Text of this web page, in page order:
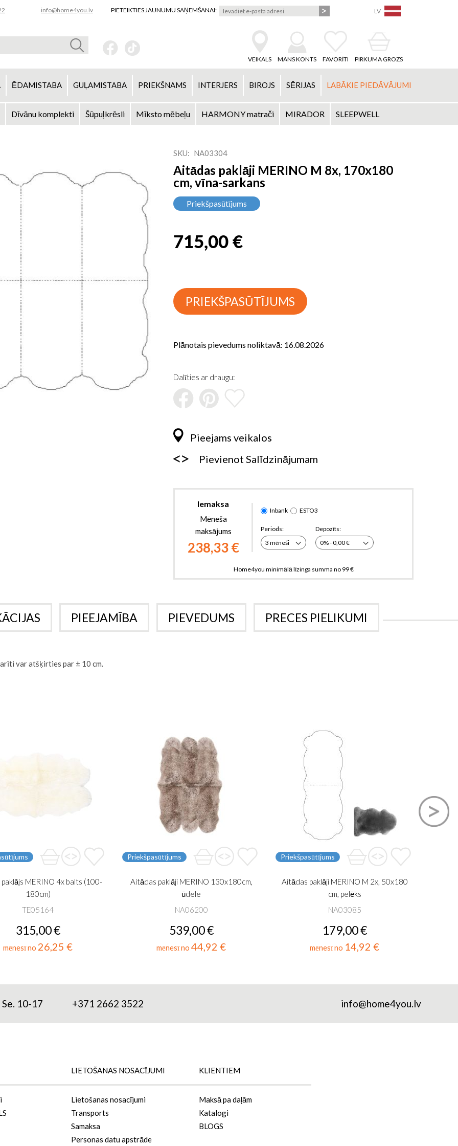
info@home4you.lv PIETEIKTIES JAUNUMU SAŅEMŠANAI: LV
VEIKALS MANS KONTS FAVORĪTI PIRKUMA GROZS
ĒDAMISTABA GUĻAMISTABA PRIEKŠNAMS INTERJERS BIROJS SĒRIJAS LABĀKIE PIEDĀVĀJUMI
Dīvānu komplekti Šūpuļkrēsli Mīksto mēbeļu HARMONY matrači MIRADOR
SLEEPWELL
SKU NA03304
Aitādas paklāji MERINO M 8x, 170x180
cm, vīna-sarkans
Priekšpasūtījums
715,00 €
PRIEKŠPASŪTĪJUMS
Plānotais pievedums noliktavā: 16.08.2026
Dalīties ar draugu:
Pieejams veikalos
Pievienot Salīdzinājumam
Iemaksa
Mēneša
maksājums
238,33 €
Inbank ESTO3
Periods: Depozīts:
Home4you minimālā līzinga summa no 99 €
var atšķirties par ± 10 cm.
PIEEJAMĪBA PIEVEDUMS PRECES PIELIKUMI
MERINO 4x balts (100-
180cm)
TE05164
315,00 €
mēnesī no 26,25 €
Priekšpasūtījums
Aitādas paklāji MERINO 130x180cm,
ūdele
NA06200
539,00 €
mēnesī no 44,92 €
Priekšpasūtījums
Aitādas paklāji MERINO M 2x, 50x180
cm, pelēks
NA03085
179,00 €
mēnesī no 14,92 €
10-17 +371 2662 3522 info@home4you.lv
LIETOŠANAS NOSACĪJUMI
Lietošanas nosacījumi
Transports
Samaksa
Personas datu apstrāde
KLIENTIEM
Maksā pa daļām
Katalogi
BLOGS